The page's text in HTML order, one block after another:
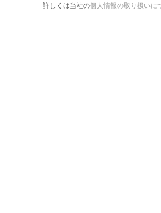
詳しくは当社の個人情報の取り扱いに